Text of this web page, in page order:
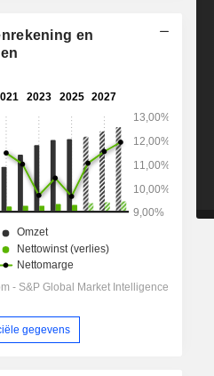
2027
-
455.592 446.237
-1,5% -2,05%
3,57x 3,23x
1,3x 1,7x
2,69x
en
gegevens